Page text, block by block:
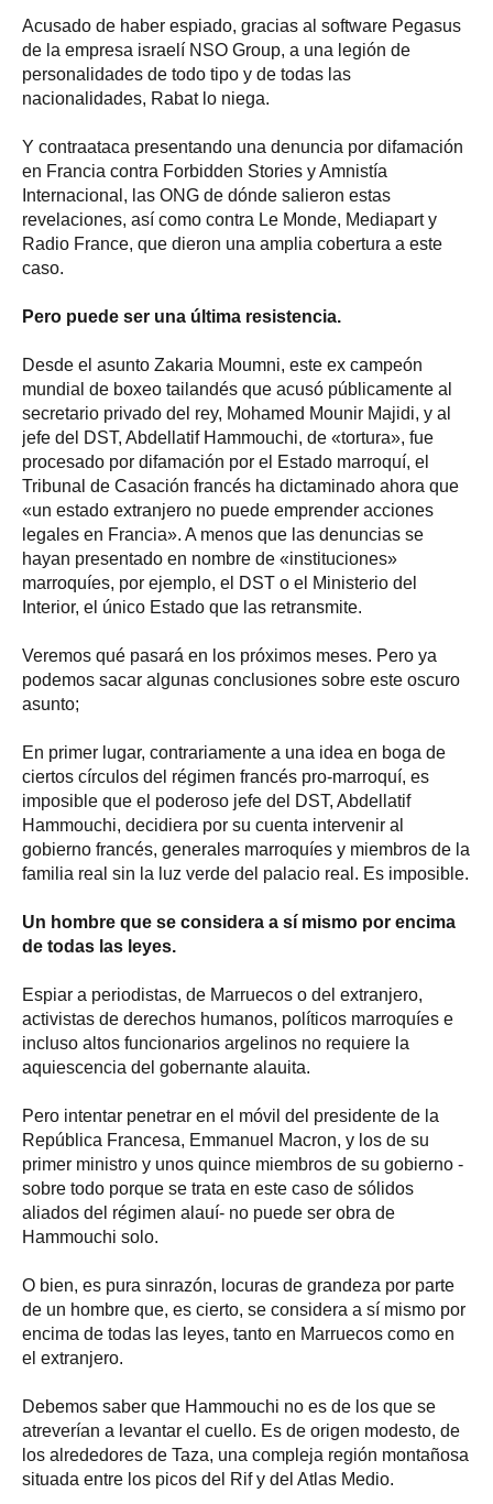
Acusado de haber espiado, gracias al software Pegasus
de la empresa israelí NSO Group, a una legión de
personalidades de todo tipo y de todas las
nacionalidades, Rabat lo niega.
Y contraataca presentando una denuncia por difamación
en Francia contra Forbidden Stories y Amnistía
Internacional, las ONG de dónde salieron estas
revelaciones, así como contra Le Monde, Mediapart y
Radio France, que dieron una amplia cobertura a este
caso.
Pero puede ser una última resistencia.
Desde el asunto Zakaria Moumni, este ex campeón
mundial de boxeo tailandés que acusó públicamente al
secretario privado del rey, Mohamed Mounir Majidi, y al
jefe del DST, Abdellatif Hammouchi, de «tortura», fue
procesado por difamación por el Estado marroquí, el
Tribunal de Casación francés ha dictaminado ahora que
«un estado extranjero no puede emprender acciones
legales en Francia». A menos que las denuncias se
hayan presentado en nombre de «instituciones»
marroquíes, por ejemplo, el DST o el Ministerio del
Interior, el único Estado que las retransmite.
Veremos qué pasará en los próximos meses. Pero ya
podemos sacar algunas conclusiones sobre este oscuro
asunto;
En primer lugar, contrariamente a una idea en boga de
ciertos círculos del régimen francés pro-marroquí, es
imposible que el poderoso jefe del DST, Abdellatif
Hammouchi, decidiera por su cuenta intervenir al
gobierno francés, generales marroquíes y miembros de la
familia real sin la luz verde del palacio real. Es imposible.
Un hombre que se considera a sí mismo por encima
de todas las leyes.
Espiar a periodistas, de Marruecos o del extranjero,
activistas de derechos humanos, políticos marroquíes e
incluso altos funcionarios argelinos no requiere la
aquiescencia del gobernante alauita.
Pero intentar penetrar en el móvil del presidente de la
República Francesa, Emmanuel Macron, y los de su
primer ministro y unos quince miembros de su gobierno -
sobre todo porque se trata en este caso de sólidos
aliados del régimen alauí- no puede ser obra de
Hammouchi solo.
O bien, es pura sinrazón, locuras de grandeza por parte
de un hombre que, es cierto, se considera a sí mismo por
encima de todas las leyes, tanto en Marruecos como en
el extranjero.
Debemos saber que Hammouchi no es de los que se
atreverían a levantar el cuello. Es de origen modesto, de
los alrededores de Taza, una compleja región montañosa
situada entre los picos del Rif y del Atlas Medio.